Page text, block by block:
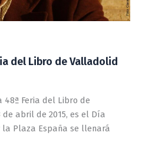
del Libro de Valladolid
Feria del Libro de
abril de 2015, es el Día
Plaza España se llenará